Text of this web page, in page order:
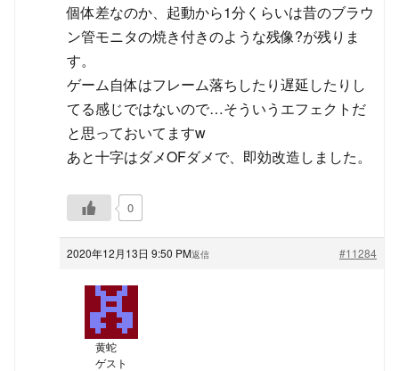
個体差なのか、起動から1分くらいは昔のブラウ
ン管モニタの焼き付きのような残像?が残りま
す。
ゲーム自体はフレーム落ちしたり遅延したりし
てる感じではないので…そういうエフェクトだ
と思っておいてますw
あと十字はダメOFダメで、即効改造しました。
0
2020年12月13日 9:50 PM #11284
返信
黄蛇
ゲスト